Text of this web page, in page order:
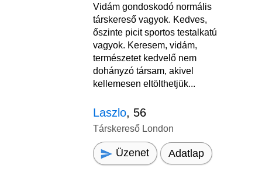
Vidám gondoskodó normális
társkereső vagyok. Kedves,
őszinte picit sportos testalkatú
vagyok. Keresem, vidám,
természetet kedvelő nem
dohányzó társam, akivel
kellemesen eltölthetjük...
Laszlo, 56
Társkereső London
Üzenet Adatlap